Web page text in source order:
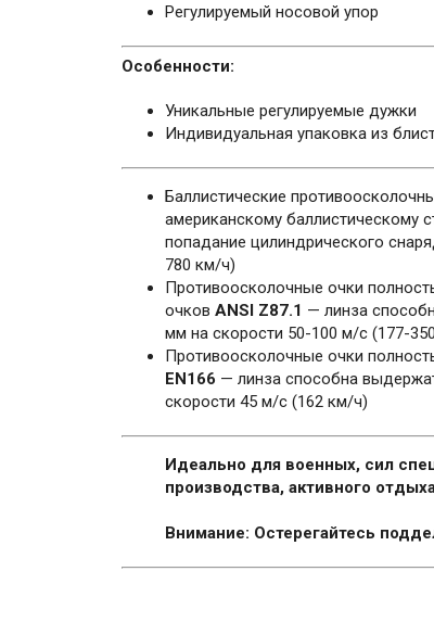
Регулируемый носовой упор
Особенности:
Уникальные регулируемые дужки
Индивидуальная упаковка из
Баллистические
американскому баллистическому
попадание цилиндрического
780 км/ч)
Противоосколочные очки
очковANSI Z87.1 — линза
мм на скорости 50-100 м/с (177-
Противоосколочные очки
EN166 — линза способна
скорости 45 м/с (162 км/ч)
Идеально для военных, сил
производства, активного
Внимание: Остерегайтесь